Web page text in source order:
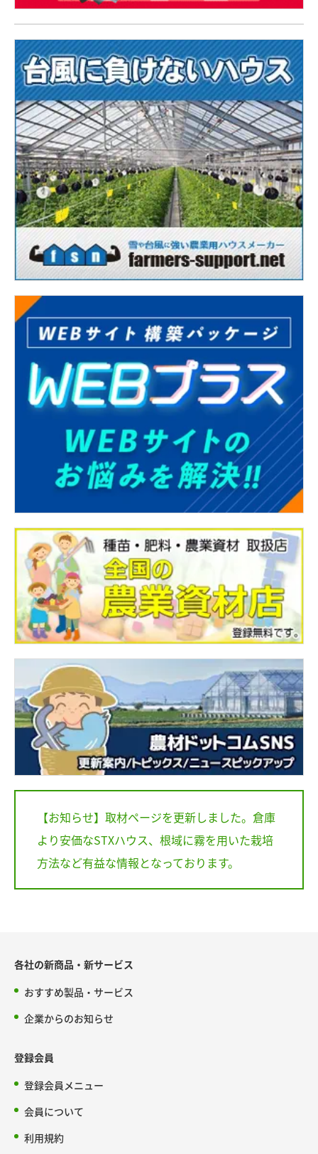
【お知らせ】取材ページを更新しました。倉庫
より安価なSTXハウス、根域に霧を用いた栽培
方法など有益な情報となっております。
各社の新商品・新サービス
おすすめ製品・サービス
企業からのお知らせ
登録会員
登録会員メニュー
会員について
利用規約